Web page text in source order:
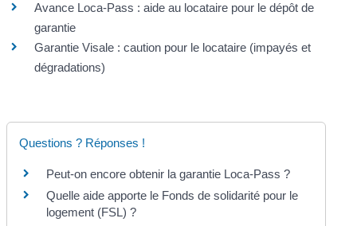
Avance Loca-Pass : aide au locataire pour le dépôt de
garantie
Garantie Visale : caution pour le locataire (impayés et
dégradations)
Questions ? Réponses !
Peut-on encore obtenir la garantie Loca-Pass ?
Quelle aide apporte le Fonds de solidarité pour le
logement (FSL) ?